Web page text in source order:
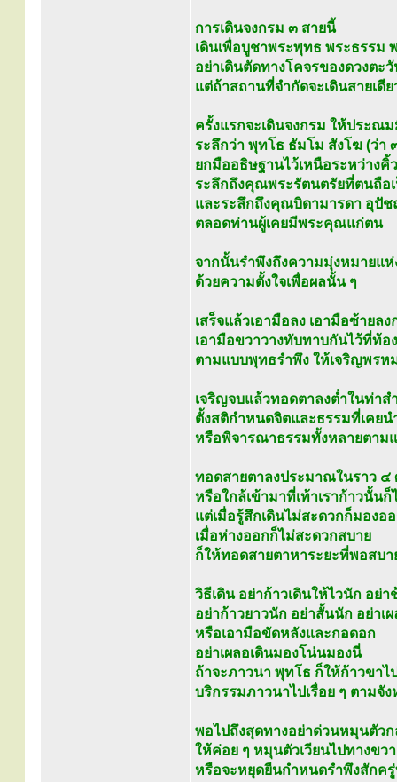
การเดินจงกรม ๓ สายนี้
เดินเพื่อบูชาพระพุทธ พระธรรม
อย่าเดินตัดทางโคจรของดวงตะ
แต่ถ้าสถานที่จำกัดจะเดินสายเดีย
ครั้งแรกจะเดินจงกรม ให้ประณ
ระลึกว่า พุทโธ ธัมโม สังโฆ (ว่า
ยกมืออธิษฐานไว้เหนือระหว่างคิ้ว
ระลึกถึงคุณพระรัตนตรัยที่ตนถือ
และระลึกถึงคุณบิดามารดา อุปัช
ตลอดท่านผู้เคยมีพระคุณแก่ตน
จากนั้นรำพึงถึงความมุ่งหมายแห่
ด้วยความตั้งใจเพื่อผลนั้น ๆ
เสร็จแล้วเอามือลง เอามือซ้ายลง
เอามือขวาวางทับทาบกันไว้ที่ท้อ
ตามแบบพุทธรำพึง ให้เจริญพรห
เจริญจบแล้วทอดตาลงต่ำในท่าส
ตั้งสติกำหนดจิตและธรรมที่เคยน
หรือพิจารณาธรรมทั้งหลายตาม
ทอดสายตาลงประมาณในราว ๔
หรือใกล้เข้ามาที่เท้าเราก้าวนั้นก็
แต่เมื่อรู้สึกเดินไม่สะดวกก็มองอ
เมื่อห่างออกก็ไม่สะดวกสบาย
ก็ให้ทอดสายตาหาระยะที่พอสบ
วิธีเดิน อย่าก้าวเดินให้ไวนัก อย่า
อย่าก้าวยาวนัก อย่าสั้นนัก อย่าเ
หรือเอามือขัดหลังและกอดอก
อย่าเผลอเดินมองโน่นมองนี่
ถ้าจะภาวนา พุทโธ ก็ให้ก้าวขา
บริกรรมภาวนาไปเรื่อย ๆ ตามจั
พอไปถึงสุดทางอย่าด่วนหมุนตัวก
ให้ค่อย ๆ หมุนตัวเวียนไปทางขวา
หรือจะหยุดยืนกำหนดรำพึงสักค